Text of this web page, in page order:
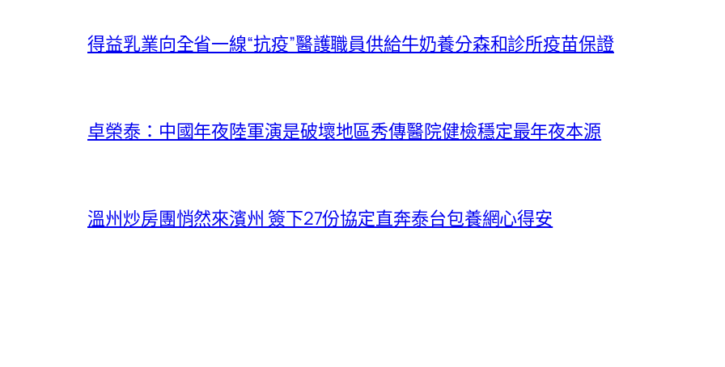
得益乳業向全省一線“抗疫”醫護職員供給牛奶養分森和診所疫苗保證
卓榮泰：中國年夜陸軍演是破壞地區秀傳醫院健檢穩定最年夜本源
溫州炒房團悄然來濱州 簽下27份協定直奔泰台包養網心得安